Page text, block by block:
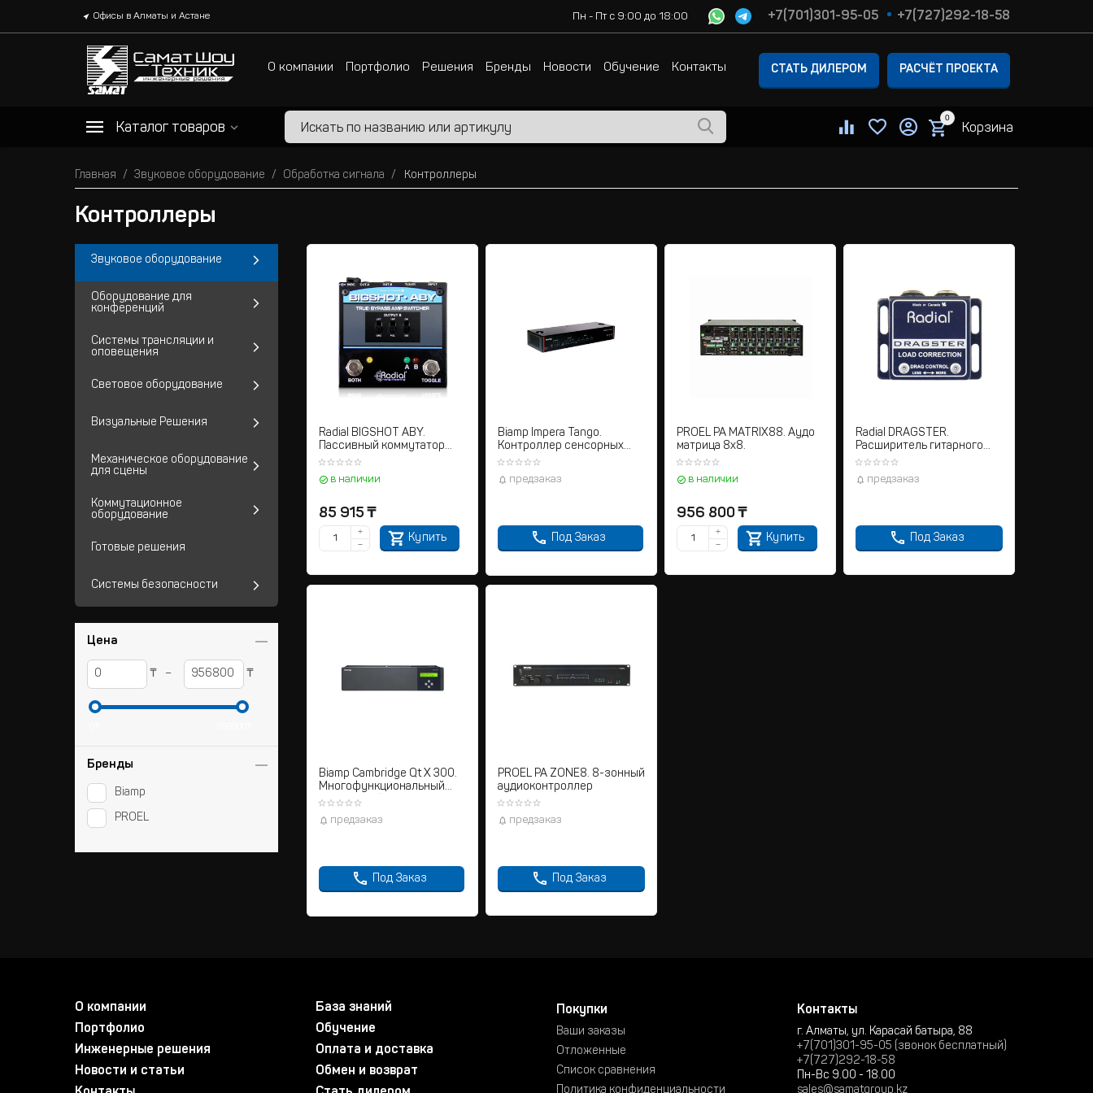
Офисы в Алматы и Астане Пн - Пт с 9:00 до 18:00 +7(701)301-95-05 +7(727)292-18-58
О компании Портфолио Решения Бренды Новости Обучение Контакты СТАТЬ ДИЛЕРОМ РАСЧЁТ ПРОЕКТА
Каталог товаров
0
Корзина
Главная Звуковое оборудование Обработка сигнала Контроллеры
Контроллеры
Radial BIGSHOT ABY.
Пассивный коммутатор
для работы с двумя
в наличии
85 915 ₸
Купить
+
−
Biamp Impera Tango.
Контроллер сенсорных
панелей
предзаказ
Под Заказ
PROEL PA MATRIX88. Аудо
матрица 8х8.
в наличии
956 800 ₸
Купить
+
−
Radial DRAGSTER.
Расширитель гитарного
сигнала
предзаказ
Под Заказ
Biamp Cambridge Qt X 300.
Многофункциональный
трехзонный генератор
предзаказ
Под Заказ
PROEL PA ZONE8. 8-зонный
аудиоконтроллер
предзаказ
Под Заказ
Звуковое оборудование
Оборудование для
конференций
Системы трансляции и
оповещения
Световое оборудование
Визуальные Решения
Механическое оборудование
для сцены
Коммутационное
оборудование
Готовые решения
Системы безопасности
Цена
₸ – ₸
Бренды
Biamp
PROEL
О компании
Портфолио
Инженерные решения
Новости и статьи
База знаний
Обучение
Оплата и доставка
Обмен и возврат
Покупки
Ваши заказы
Отложенные
Список сравнения
Политика конфиденциальности
Контакты
г. Алматы, ул. Карасай батыра, 88
+7(701)301-95-05 (звонок бесплатный)
+7(727)292-18-58
Пн-Вс 9.00 - 18.00
sales@samatgroup.kz